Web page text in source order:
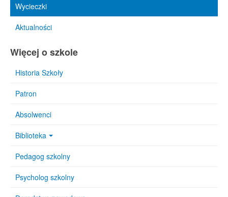
Wycieczki
Aktualności
Więcej o szkole
Historia Szkoły
Patron
Absolwenci
Biblioteka
Pedagog szkolny
Psycholog szkolny